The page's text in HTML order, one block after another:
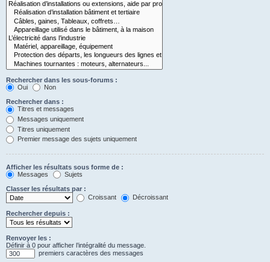
Rechercher dans les sous-forums :
Oui
Non
Rechercher dans :
Titres et messages
Messages uniquement
Titres uniquement
Premier message des sujets uniquement
Afficher les résultats sous forme de :
Messages
Sujets
Classer les résultats par :
Croissant
Décroissant
Rechercher depuis :
Renvoyer les :
Définir à 0 pour afficher l’intégralité du message.
premiers caractères des messages